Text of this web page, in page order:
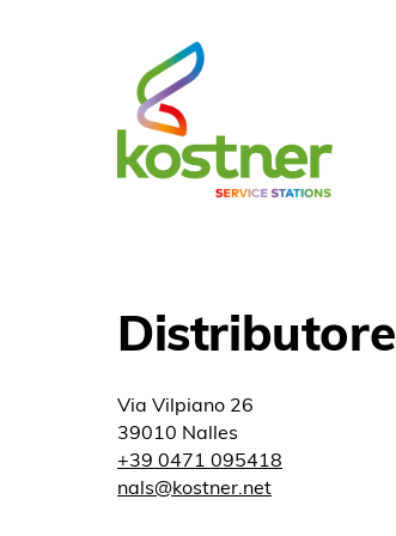
Distributore
Via Vilpiano 26
39010 Nalles
+39 0471 095418
nals@kostner.net